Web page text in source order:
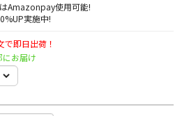
Amazonpay使用可能!
実施中!
即日出荷！
お届け